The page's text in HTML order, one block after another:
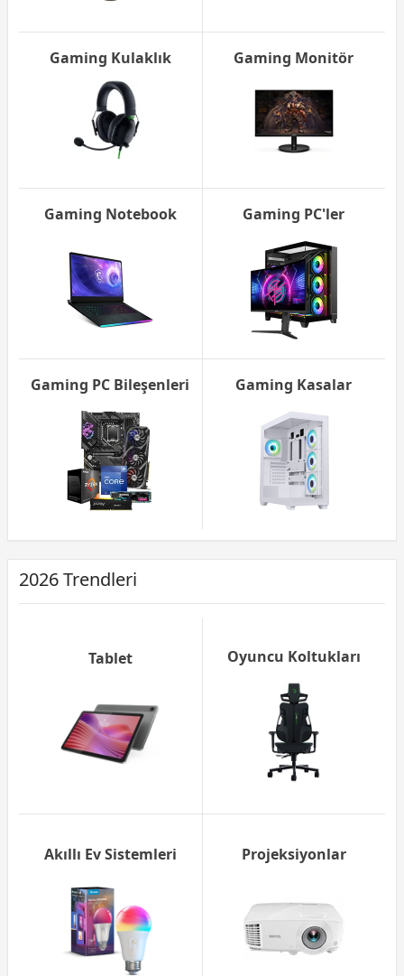
Gaming Kulaklık Gaming Monitör
Gaming Notebook Gaming PC'ler
Gaming PC Bileşenleri Gaming Kasalar
2026 Trendleri
Tablet
Akıllı Ev Sistemleri
Oyuncu Koltukları
Projeksiyonlar